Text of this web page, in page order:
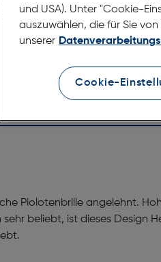
Piolotenbrille angelehnt.
sehr beliebt, ist dieses
und USA). Unter "Cookie-
auszuwählen, die für Sie
unserer
Cookie-